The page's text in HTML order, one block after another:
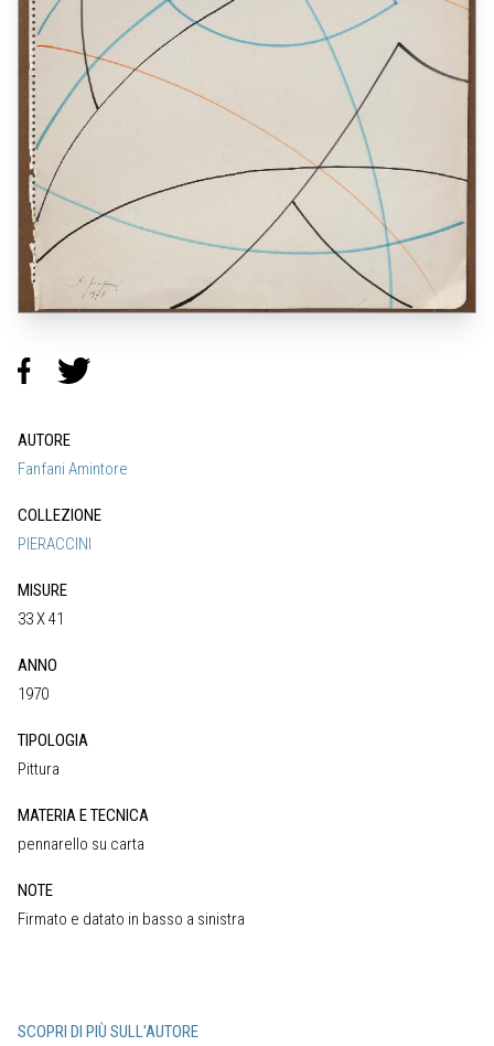
AUTORE
Fanfani Amintore
COLLEZIONE
PIERACCINI
MISURE
33 X 41
ANNO
1970
TIPOLOGIA
Pittura
MATERIA E TECNICA
pennarello su carta
NOTE
Firmato e datato in basso a sinistra
SCOPRI DI PIÙ SULL'AUTORE